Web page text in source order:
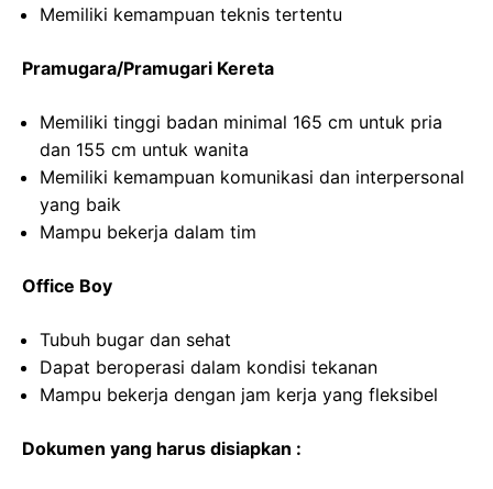
Memiliki kemampuan teknis tertentu
Pramugara/Pramugari Kereta
Memiliki tinggi badan minimal 165 cm untuk pria
dan 155 cm untuk wanita
Memiliki kemampuan komunikasi dan interpersonal
yang baik
Mampu bekerja dalam tim
Office Boy
Tubuh bugar dan sehat
Dapat beroperasi dalam kondisi tekanan
Mampu bekerja dengan jam kerja yang fleksibel
Dokumen yang harus disiapkan :